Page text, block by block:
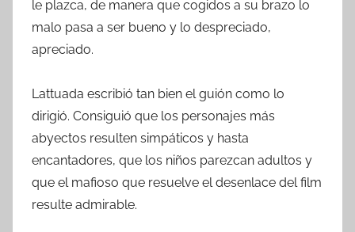
le plazca, de manera que cogidos a su brazo lo
malo pasa a ser bueno y lo despreciado,
apreciado.
Lattuada escribió tan bien el guión como lo
dirigió. Consiguió que los personajes más
abyectos resulten simpáticos y hasta
encantadores, que los niños parezcan adultos y
que el mafioso que resuelve el desenlace del film
resulte admirable.